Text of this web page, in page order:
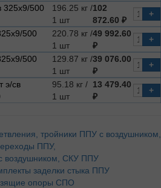
325х9/500
196.25 кг /
1 шт
102
872.60 ₽
+
500
220.78 кг /
1 шт
49 992.60
₽
+
500
129.87 кг /
1 шт
39 076.00
₽
+
э/св
95.18 кг /
1 шт
13 479.40
₽
+
тройники ППУ с воздушником,
ППУ,
воздушником, СКУ ППУ
заделки стыка ППУ
опоры СПО